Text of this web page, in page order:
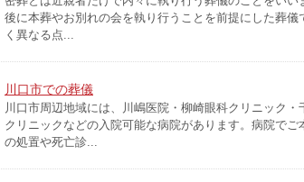
後に本葬やお別れの会を執り行うことを前提にした葬
く異なる点...
川口市での葬儀
川口市周辺地域には、川嶋医院・柳崎眼科クリニック
クリニックなどの入院可能な病院があります。病院で
の処置や死亡診...